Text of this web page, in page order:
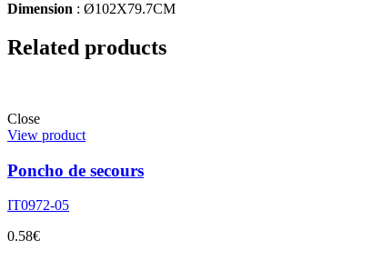
Dimension : Ø102X79.7CM
Related products
Close
View product
Poncho de secours
IT0972-05
0.58€